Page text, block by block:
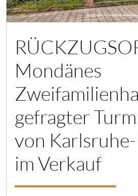
Mondänes
gefragter
von
im Verkauf